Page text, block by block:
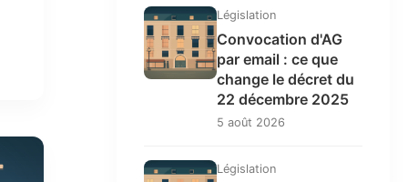
Législation
Convocation d'AG
par email : ce que
change le décret du
22 décembre 2025
5 août 2026
Législation